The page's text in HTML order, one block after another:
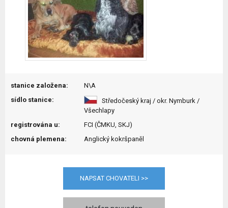
stanice založena:
N\A
sídlo stanice:
Středočeský kraj / okr. Nymburk /
Všechlapy
registrována u:
FCI (ČMKU, SKJ)
chovná plemena:
Anglický kokršpaněl
NAPSAT CHOVATELI >>